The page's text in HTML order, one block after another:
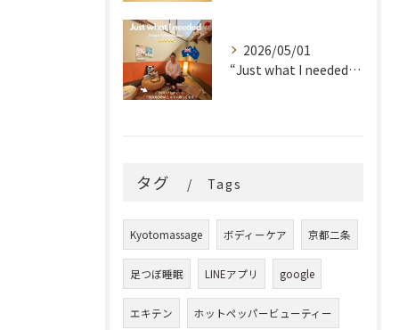
2026/05/01
“Just what I needed!” ✨
タグ Tags
Kyotomassage ボディーケア 京都二条
足つぼ睡眠 LINEアプリ google
エキテン ホットペッパービューティー